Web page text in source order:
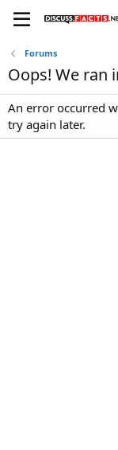
Forums
Oops! We ran
An error occurred
try again later.